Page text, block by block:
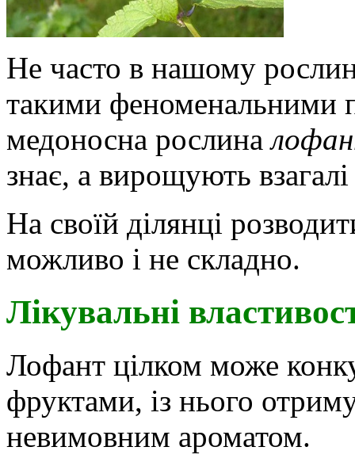
Не часто в нашому
такими феноменальними
медоносна рослина
знає, а вирощують
На своїй ділянці
можливо і не складно.
Лікувальні
Лофант цілком може
фруктами, із нього
невимовним ароматом.